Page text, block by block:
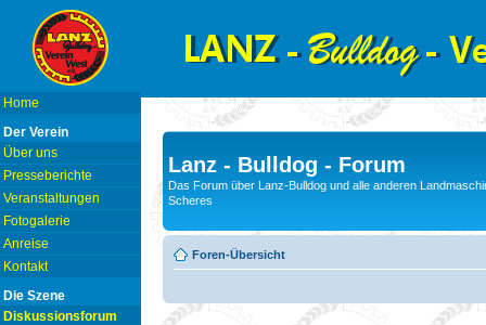
Home
Der Verein
Über uns
Presseberichte
Veranstaltungen
Fotogalerie
Anreise
Kontakt
Die Szene
Diskussionsforum
Lanz - Bulldog - Forum
Das Forum über Lanz-Bulldog und alle anderen
Scheres
Foren-Übersicht